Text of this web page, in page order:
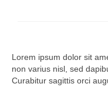
Lorem ipsum dolor sit
non varius nisl, sed
Curabitur sagittis orci